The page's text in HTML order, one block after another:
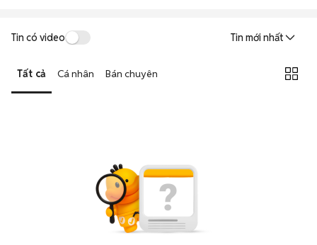
Tin có video Tin mới nhất
Tất cả Cá nhân Bán chuyên